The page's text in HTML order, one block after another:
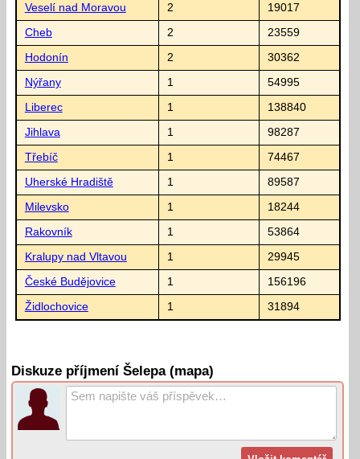
Veselí nad Moravou 2 19017
Cheb 2 23559
Hodonín 2 30362
Nýřany 1 54995
Liberec 1 138840
Jihlava 1 98287
Třebíč 1 74467
Uherské Hradiště 1 89587
Milevsko 1 18244
Rakovník 1 53864
Kralupy nad Vltavou 1 29945
České Budějovice 1 156196
Židlochovice 1 31894
Diskuze příjmení Šelepa (mapa)